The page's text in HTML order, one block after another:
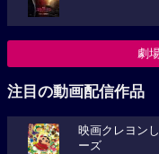
劇
注目の動画配信作品
映画クレヨン
ーズ